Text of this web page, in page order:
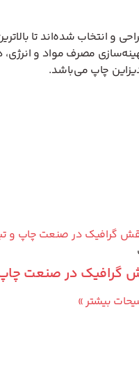
و انتخاب شده‌اند تا
مصرف مواد و انرژی،
چاپ می‌باشد.
گرافیک در صنعت چاپ
بیشتر »